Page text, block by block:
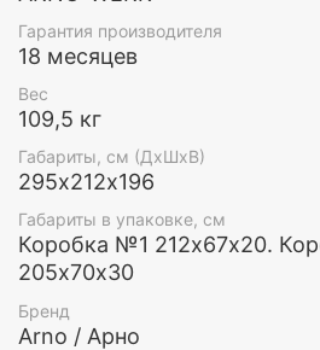
Кровать
Наклон спинки качелей
цепочки. Спинка полностью
превращается в полноценную
разложенном состояние
фиксируется к каркасу.
из 4-х человек может
воздухе друг рядом с другом.
Гарантия производителя
18 месяцев
Вес
109,5 кг
Габариты, см (ДхШхВ)
295х212х196
Габариты в упаковке, см
Коробка №1 212х67х20.
205х70х30
Бренд
Arno / Арно